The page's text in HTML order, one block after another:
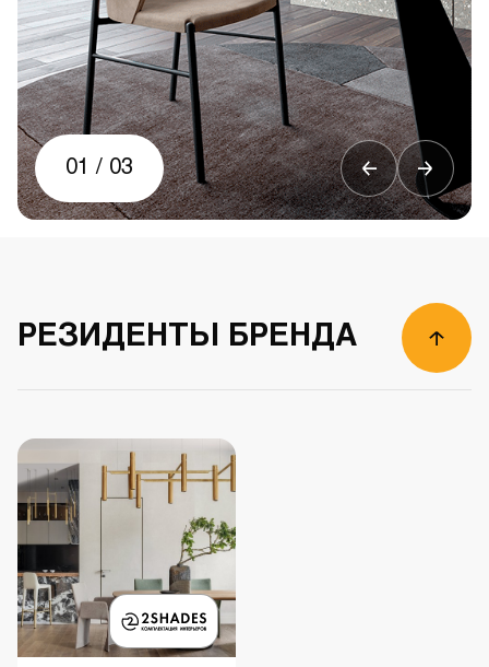
01 / 03
РЕЗИДЕНТЫ БРЕНДА